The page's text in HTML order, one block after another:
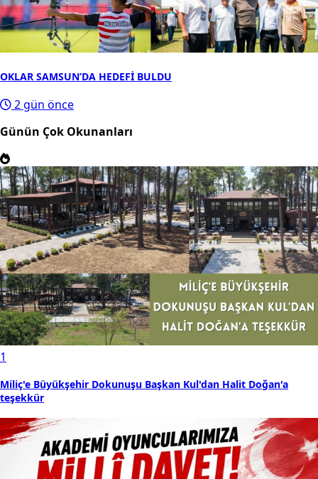
OKLAR SAMSUN’DA HEDEFİ BULDU
2 gün önce
Günün Çok Okunanları
1
Miliç'e Büyükşehir Dokunuşu Başkan Kul'dan Halit Doğan'a
teşekkür